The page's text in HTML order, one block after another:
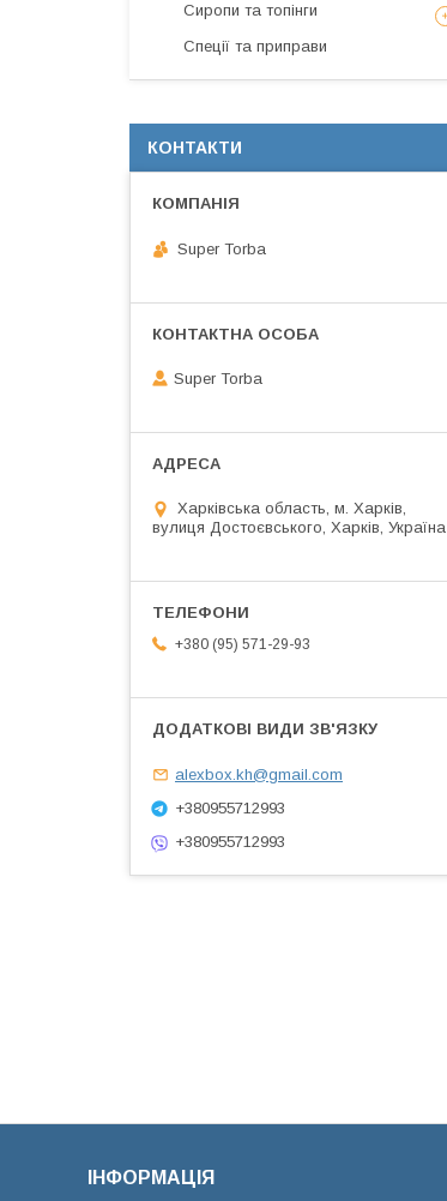
Сиропи та топінги
Спеції та приправи
КОНТАКТИ
Super Torba
Super Torba
Харківська область, м. Харків,
вулиця Достоєвського, Харків, Україна
+380 (95) 571-29-93
alexbox.kh@gmail.com
+380955712993
+380955712993
ІНФОРМАЦІЯ